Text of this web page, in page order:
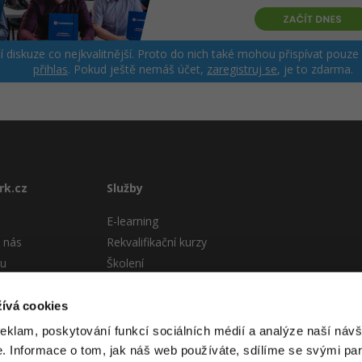
cookies
poskytování funkcí sociálních médií a analýze naší
Informace o tom, jak náš web používáte, sdílíme se svými
diskuze co nejkvalitnější. Proto do nich také mohou přispívat
přihlas. Pokud ještě nemáš účet, zaregistruj se, je to zdarma.
nás
Služby
E-learning
Rekvalifikační kurzy
Školení